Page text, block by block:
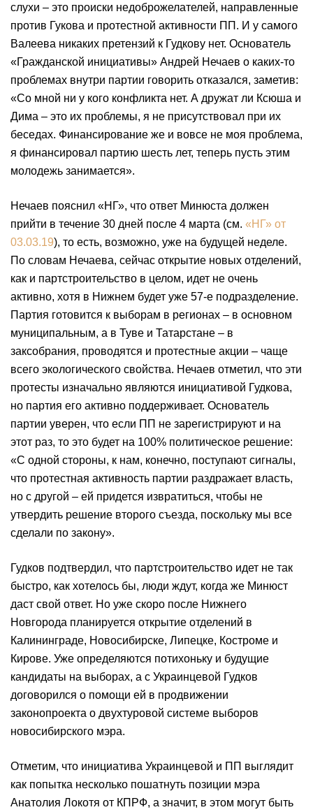
слухи – это происки недоброжелателей, направленные
против Гукова и протестной активности ПП. И у самого
Валеева никаких претензий к Гудкову нет. Основатель
«Гражданской инициативы» Андрей Нечаев о каких-то
проблемах внутри партии говорить отказался, заметив:
«Со мной ни у кого конфликта нет. А дружат ли Ксюша и
Дима – это их проблемы, я не присутствовал при их
беседах. Финансирование же и вовсе не моя проблема,
я финансировал партию шесть лет, теперь пусть этим
молодежь занимается».
Нечаев пояснил «НГ», что ответ Минюста должен
прийти в течение 30 дней после 4 марта (см. «НГ» от
03.03.19), то есть, возможно, уже на будущей неделе.
По словам Нечаева, сейчас открытие новых отделений,
как и партстроительство в целом, идет не очень
активно, хотя в Нижнем будет уже 57-е подразделение.
Партия готовится к выборам в регионах – в основном
муниципальным, а в Туве и Татарстане – в
заксобрания, проводятся и протестные акции – чаще
всего экологического свойства. Нечаев отметил, что эти
протесты изначально являются инициативой Гудкова,
но партия его активно поддерживает. Основатель
партии уверен, что если ПП не зарегистрируют и на
этот раз, то это будет на 100% политическое решение:
«С одной стороны, к нам, конечно, поступают сигналы,
что протестная активность партии раздражает власть,
но с другой – ей придется извратиться, чтобы не
утвердить решение второго съезда, поскольку мы все
сделали по закону».
Гудков подтвердил, что партстроительство идет не так
быстро, как хотелось бы, люди ждут, когда же Минюст
даст свой ответ. Но уже скоро после Нижнего
Новгорода планируется открытие отделений в
Калининграде, Новосибирске, Липецке, Костроме и
Кирове. Уже определяются потихоньку и будущие
кандидаты на выборах, а с Украинцевой Гудков
договорился о помощи ей в продвижении
законопроекта о двухтуровой системе выборов
новосибирского мэра.
Отметим, что инициатива Украинцевой и ПП выглядит
как попытка несколько пошатнуть позиции мэра
Анатолия Локотя от КПРФ, а значит, в этом могут быть